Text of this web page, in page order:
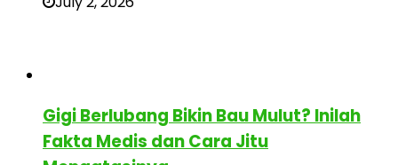
Gigi Berlubang Bikin Bau Mulut? Inilah
Fakta Medis dan Cara Jitu